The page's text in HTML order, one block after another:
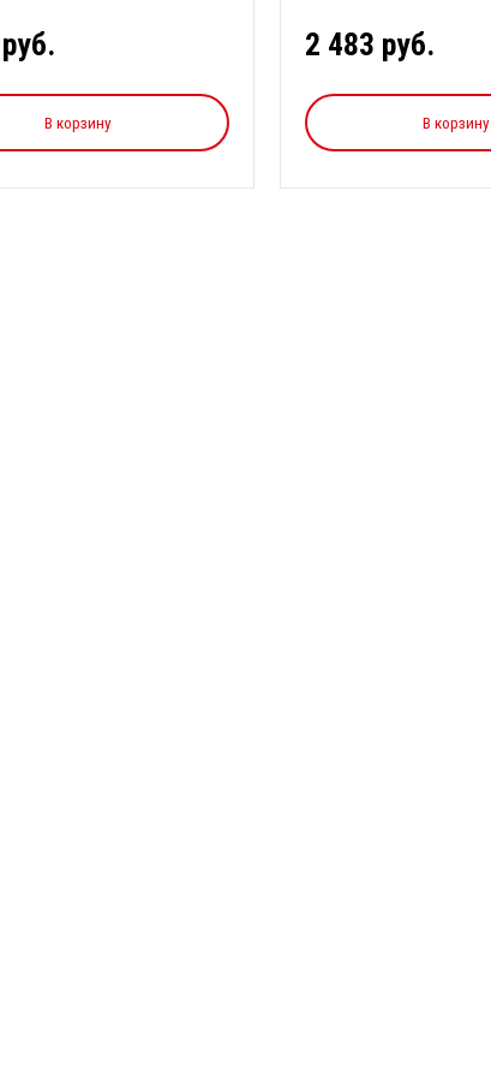
В корзину
2 483 руб.
В корзину